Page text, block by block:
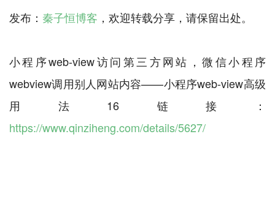
发布： 秦子恒博客 ，欢迎转载分享，请保留出处。
小程序web-view访问第三方网站，微信小程序
webview调用别人网站内容——小程序web-view高级
用法16链接：
https://www.qinziheng.com/details/5627/